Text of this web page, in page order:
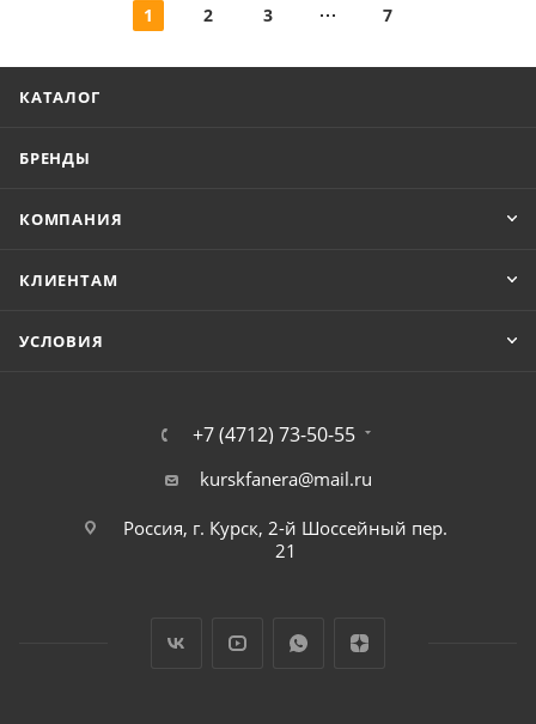
1 2 3 7
КАТАЛОГ
БРЕНДЫ
КОМПАНИЯ
КЛИЕНТАМ
УСЛОВИЯ
+7 (4712) 73-50-55
kurskfanera@mail.ru
Россия, г. Курск, 2-й Шоссейный пер.
21